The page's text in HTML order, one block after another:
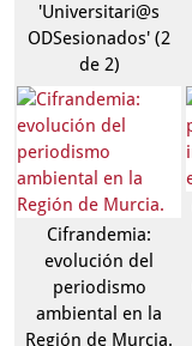
'Universitari@s
ODSesionados' (2
de 2)
Cifrandemia:
evolución del
periodismo
ambiental en la
Región de Murcia.